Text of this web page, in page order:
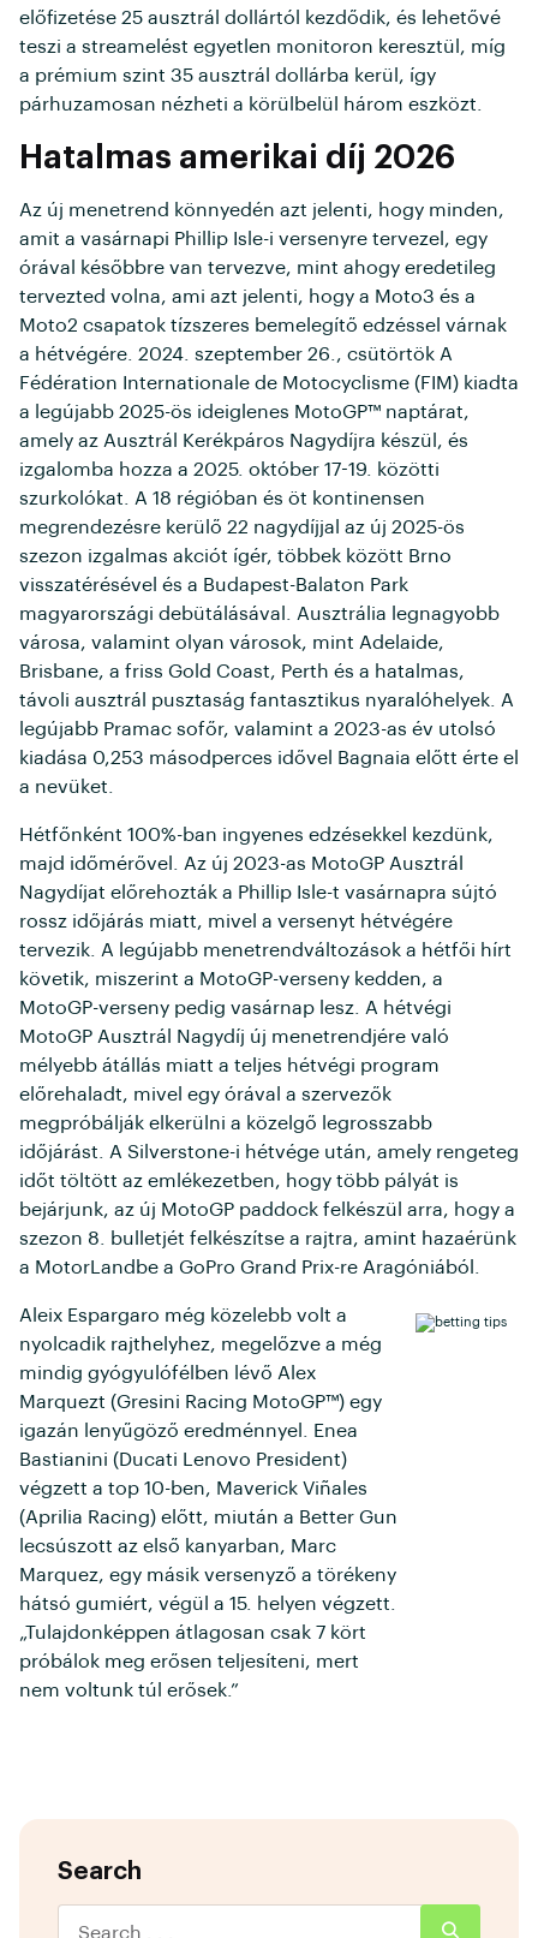
előfizetése 25 ausztrál dollártól kezdődik, és lehetővé
teszi a streamelést egyetlen monitoron keresztül, míg
a prémium szint 35 ausztrál dollárba kerül, így
párhuzamosan nézheti a körülbelül három eszközt.
Hatalmas amerikai díj 2026
Az új menetrend könnyedén azt jelenti, hogy minden,
amit a vasárnapi Phillip Isle-i versenyre tervezel, egy
órával későbbre van tervezve, mint ahogy eredetileg
tervezted volna, ami azt jelenti, hogy a Moto3 és a
Moto2 csapatok tízszeres bemelegítő edzéssel várnak
a hétvégére. 2024. szeptember 26., csütörtök A
Fédération Internationale de Motocyclisme (FIM) kiadta
a legújabb 2025-ös ideiglenes MotoGP™ naptárat,
amely az Ausztrál Kerékpáros Nagydíjra készül, és
izgalomba hozza a 2025. október 17-19. közötti
szurkolókat. A 18 régióban és öt kontinensen
megrendezésre kerülő 22 nagydíjjal az új 2025-ös
szezon izgalmas akciót ígér, többek között Brno
visszatérésével és a Budapest-Balaton Park
magyarországi debütálásával. Ausztrália legnagyobb
városa, valamint olyan városok, mint Adelaide,
Brisbane, a friss Gold Coast, Perth és a hatalmas,
távoli ausztrál pusztaság fantasztikus nyaralóhelyek. A
legújabb Pramac sofőr, valamint a 2023-as év utolsó
kiadása 0,253 másodperces idővel Bagnaia előtt érte el
a nevüket.
Hétfőnként 100%-ban ingyenes edzésekkel kezdünk,
majd időmérővel. Az új 2023-as MotoGP Ausztrál
Nagydíjat előrehozták a Phillip Isle-t vasárnapra sújtó
rossz időjárás miatt, mivel a versenyt hétvégére
tervezik. A legújabb menetrendváltozások a hétfői hírt
követik, miszerint a MotoGP-verseny kedden, a
MotoGP-verseny pedig vasárnap lesz. A hétvégi
MotoGP Ausztrál Nagydíj új menetrendjére való
mélyebb átállás miatt a teljes hétvégi program
előrehaladt, mivel egy órával a szervezők
megpróbálják elkerülni a közelgő legrosszabb
időjárást. A Silverstone-i hétvége után, amely rengeteg
időt töltött az emlékezetben, hogy több pályát is
bejárjunk, az új MotoGP paddock felkészül arra, hogy a
szezon 8. bulletjét felkészítse a rajtra, amint hazaérünk
a MotorLandbe a GoPro Grand Prix-re Aragóniából.
Aleix Espargaro még közelebb volt a
nyolcadik rajthelyhez, megelőzve a még
mindig gyógyulófélben lévő Alex
Marquezt (Gresini Racing MotoGP™) egy
igazán lenyűgöző eredménnyel. Enea
Bastianini (Ducati Lenovo President)
végzett a top 10-ben, Maverick Viñales
(Aprilia Racing) előtt, miután a Better Gun
lecsúszott az első kanyarban, Marc
Marquez, egy másik versenyző a törékeny
hátsó gumiért, végül a 15. helyen végzett.
„Tulajdonképpen átlagosan csak 7 kört
próbálok meg erősen teljesíteni, mert
nem voltunk túl erősek.”
Search